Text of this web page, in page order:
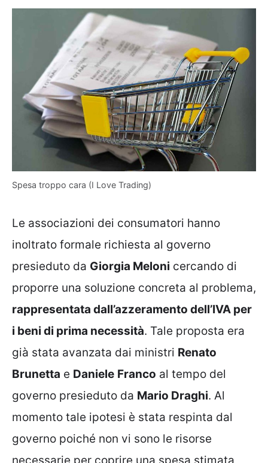
Spesa troppo cara (I Love Trading)
Le associazioni dei consumatori hanno
inoltrato formale richiesta al governo
presieduto da Giorgia Meloni cercando di
proporre una soluzione concreta al problema,
rappresentata dall’azzeramento dell’IVA per
i beni di prima necessità. Tale proposta era
già stata avanzata dai ministri Renato
Brunetta e Daniele Franco al tempo del
governo presieduto da Mario Draghi. Al
momento tale ipotesi è stata respinta dal
governo poiché non vi sono le risorse